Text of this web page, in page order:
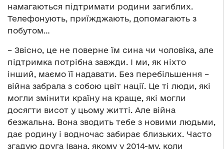
намагаються підтримати родини загиблих.
Телефонують, приїжджають, допомагають з
побутом…
– Звісно, це не поверне їм сина чи чоловіка, але
підтримка потрібна завжди. І ми, як ніхто
інший, маємо її надавати. Без перебільшення –
війна забрала з собою цвіт нації. Це ті люди, які
могли змінити країну на краще, які могли
досягти висот у цьому житті. Але війна
безжальна. Вона зводить тебе з новими людьми,
дає родину і водночас забирає близьких. Часто
згадую друга Івана, якому у 2014-му, коли